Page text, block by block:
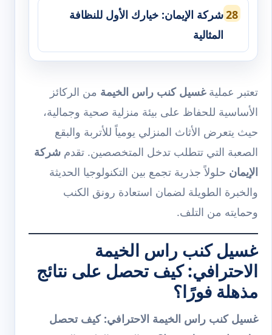
شركة الإيمان: خيارك الأول للنظافة
المثالية
تعتبر عمليةغسيل كنب راس الخيمة من الركائز
الأساسية للحفاظ على بيئة منزلية صحية وجمالية،
حيث يتعرض الأثاث المنزلي يومياً للأتربة والبقع
الصعبة التي تتطلب تدخل المتخصصين. تقدم شركة
الإيمان حلولاً جذرية تجمع بين التكنولوجيا الحديثة
والخبرة الطويلة لضمان استعادة رونق الكنب
وحمايته من التلف.
غسيل كنب راس الخيمة
الاحترافي: كيف تحصل على نتائج
مذهلة فورًا؟
غسيل كنب راس الخيمة الاحترافي: كيف تحصل